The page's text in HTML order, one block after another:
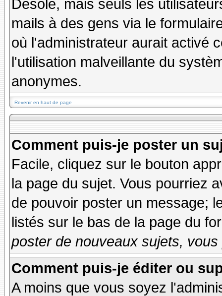
Désolé, mais seuls les
mails à des gens via le
où l'administrateur aurait activé
l'utilisation malveillante du
anonymes.
Revenir en haut de page
Comment puis-je poster un
Facile, cliquez sur le bouton
la page du sujet. Vous pourriez
de pouvoir poster un message;
listés sur le bas de la page du
poster de nouveaux sujets,
Comment puis-je éditer ou
A moins que vous soyez